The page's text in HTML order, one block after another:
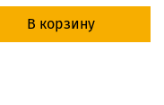
В корзину